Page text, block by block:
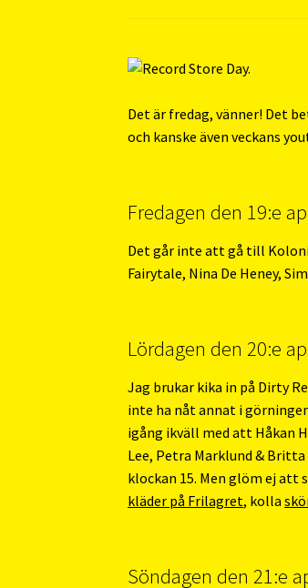
Det är fredag, vänner! Det
och kanske även veckans
Fredagen den 19:e
Det går inte att gå till
Fairytale, Nina De Heney,
Lördagen den 20:e
Jag brukar kika in på Dirty
inte ha nåt annat i
igång ikväll med att Håkan
Lee, Petra Marklund &
klockan 15. Men glöm ej att
kläder på Frilagret, kolla
Söndagen den 21:e